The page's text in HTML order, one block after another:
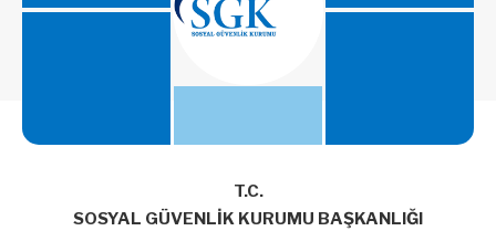
T.C.
SOSYAL GÜVENLİK KURUMU BAŞKANLIĞI